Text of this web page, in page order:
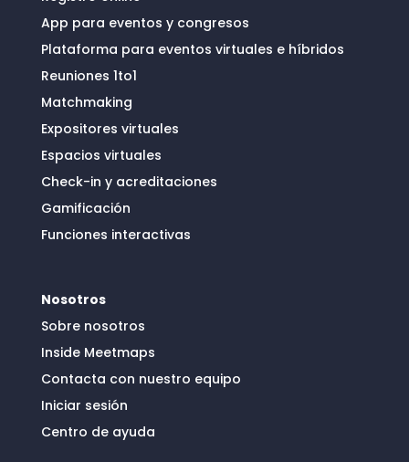
App para eventos y congresos
Plataforma para eventos virtuales e híbridos
Reuniones 1to1
Matchmaking
Expositores virtuales
Espacios virtuales
Check-in y acreditaciones
Gamificación
Funciones interactivas
Nosotros
Sobre nosotros
Inside Meetmaps
Contacta con nuestro equipo
Iniciar sesión
Centro de ayuda